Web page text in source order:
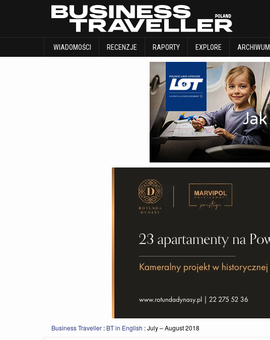
WIADOMOŚCI RECENZJE RAPORTY EXPLORE ARCHIWUM
WIADOMOŚCI RECENZJE
Business Traveller : BT in English :July – August 2018